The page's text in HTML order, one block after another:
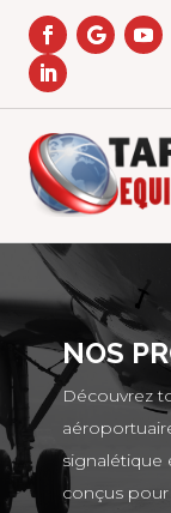
NOS
Découvrez
conçus pour